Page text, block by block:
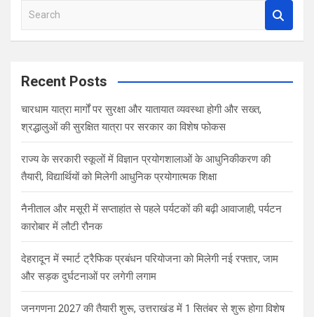
a
c
Recent Posts
चारधाम यात्रा मार्गों पर सुरक्षा और यातायात व्यवस्था होगी और सख्त,
श्रद्धालुओं की सुरक्षित यात्रा पर सरकार का विशेष फोकस
राज्य के सरकारी स्कूलों में विज्ञान प्रयोगशालाओं के आधुनिकीकरण की
तैयारी, विद्यार्थियों को मिलेगी आधुनिक प्रयोगात्मक शिक्षा
नैनीताल और मसूरी में सप्ताहांत से पहले पर्यटकों की बढ़ी आवाजाही, पर्यटन
कारोबार में लौटी रौनक
देहरादून में स्मार्ट ट्रैफिक प्रबंधन परियोजना को मिलेगी नई रफ्तार, जाम
और सड़क दुर्घटनाओं पर लगेगी लगाम
जनगणना 2027 की तैयारी शुरू, उत्तराखंड में 1 सितंबर से शुरू होगा विशेष